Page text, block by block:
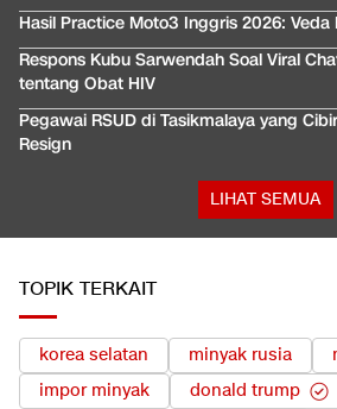
Hasil Practice Moto3 Inggris 2026: Veda
Respons Kubu Sarwendah Soal Viral
tentang Obat HIV
Pegawai RSUD di Tasikmalaya yang
Resign
LIHAT SEMUA
TOPIK TERKAIT
korea selatan minyak rusia
impor minyak
donald trump